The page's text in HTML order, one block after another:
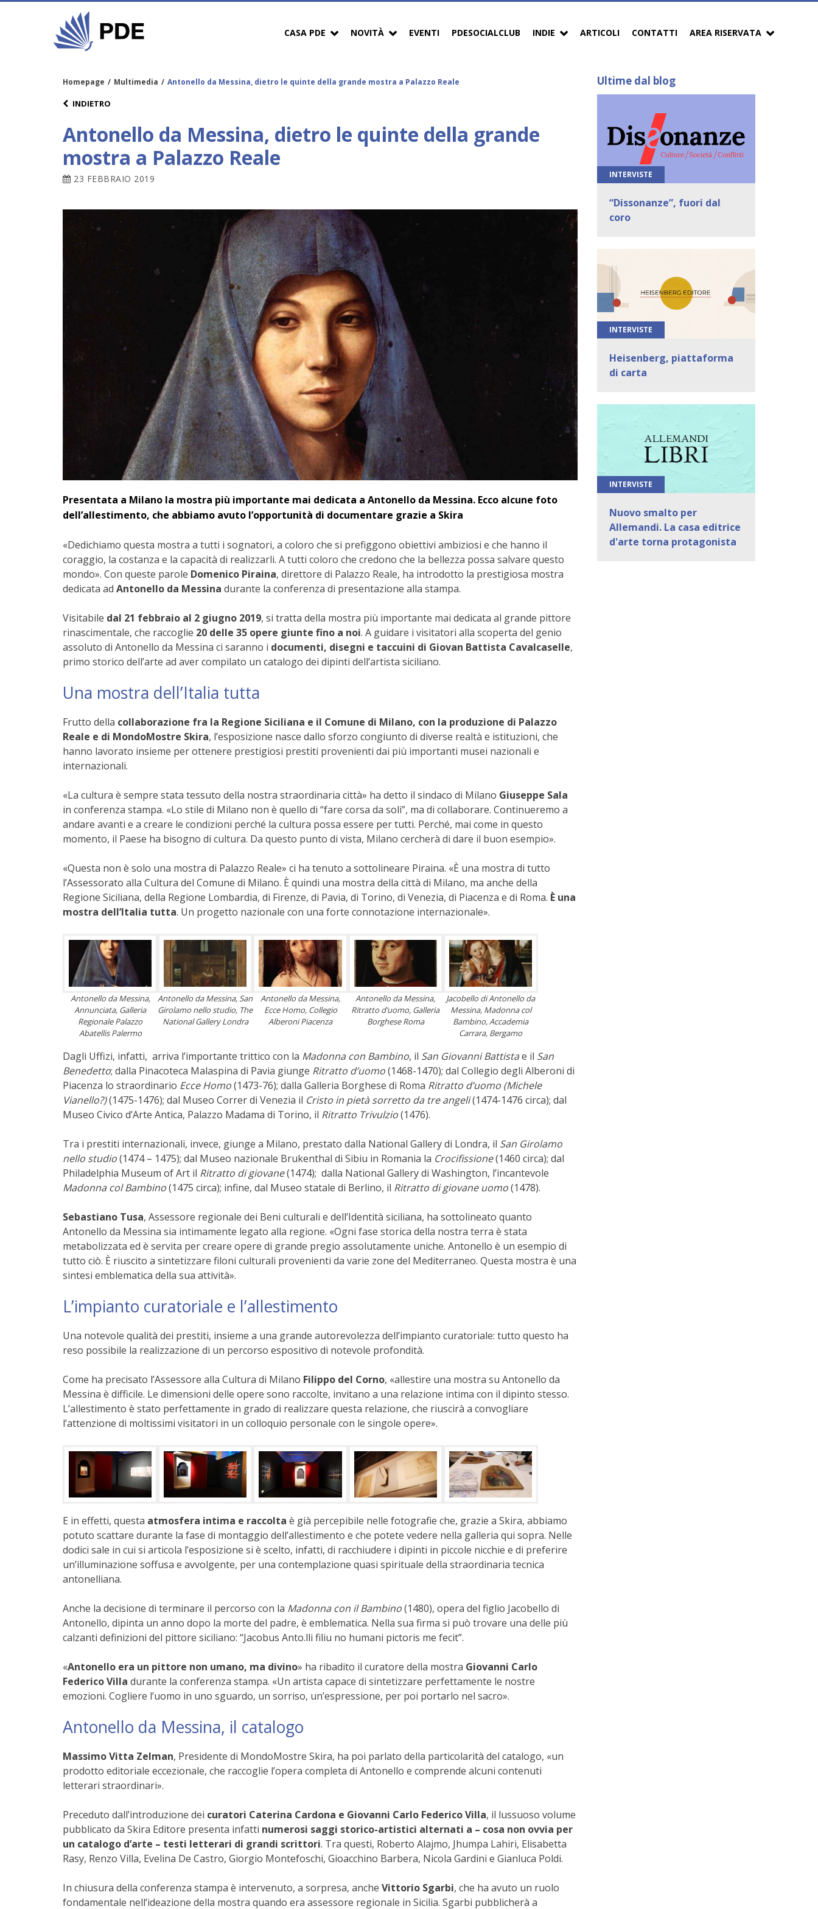
CASA PDE NOVITÀ EVENTI PDESOCIALCLUB INDIE ARTICOLI CONTATTI AREA RISERVATA
Homepage / Multimedia / Antonello da Messina, dietro le quinte della grande mostra a Palazzo Reale
INDIETRO
Antonello da Messina, dietro le quinte della grande
mostra a Palazzo Reale
23 FEBBRAIO 2019
Presentata a Milano la mostra più importante mai dedicata a Antonello da Messina. Ecco alcune foto
dell’allestimento, che abbiamo avuto l’opportunità di documentare grazie a Skira
«Dedichiamo questa mostra a tutti i sognatori, a coloro che si prefiggono obiettivi ambiziosi e che hanno il
coraggio, la costanza e la capacità di realizzarli. A tutti coloro che credono che la bellezza possa salvare questo
mondo». Con queste parole Domenico Piraina, direttore di Palazzo Reale, ha introdotto la prestigiosa mostra
dedicata ad Antonello da Messina durante la conferenza di presentazione alla stampa.
Visitabile dal 21 febbraio al 2 giugno 2019, si tratta della mostra più importante mai dedicata al grande pittore
rinascimentale, che raccoglie 20 delle 35 opere giunte fino a noi. A guidare i visitatori alla scoperta del genio
assoluto di Antonello da Messina ci saranno i documenti, disegni e taccuini di Giovan Battista Cavalcaselle,
primo storico dell’arte ad aver compilato un catalogo dei dipinti dell’artista siciliano.
Una mostra dell’Italia tutta
Frutto della collaborazione fra la Regione Siciliana e il Comune di Milano, con la produzione di Palazzo
Reale e di MondoMostre Skira, l’esposizione nasce dallo sforzo congiunto di diverse realtà e istituzioni, che
hanno lavorato insieme per ottenere prestigiosi prestiti provenienti dai più importanti musei nazionali e
internazionali.
«La cultura è sempre stata tessuto della nostra straordinaria città» ha detto il sindaco di Milano Giuseppe Sala
in conferenza stampa. «Lo stile di Milano non è quello di “fare corsa da soli”, ma di collaborare. Continueremo a
andare avanti e a creare le condizioni perché la cultura possa essere per tutti. Perché, mai come in questo
momento, il Paese ha bisogno di cultura. Da questo punto di vista, Milano cercherà di dare il buon esempio».
«Questa non è solo una mostra di Palazzo Reale» ci ha tenuto a sottolineare Piraina. «È una mostra di tutto
l’Assessorato alla Cultura del Comune di Milano. È quindi una mostra della città di Milano, ma anche della
Regione Siciliana, della Regione Lombardia, di Firenze, di Pavia, di Torino, di Venezia, di Piacenza e di Roma. È una
mostra dell’Italia tutta. Un progetto nazionale con una forte connotazione internazionale».
Antonello da Messina,
Annunciata, Galleria
Regionale Palazzo
Abatellis Palermo
Antonello da Messina, San
Girolamo nello studio, The
National Gallery Londra
Antonello da Messina,
Ecce Homo, Collegio
Alberoni Piacenza
Antonello da Messina,
Ritratto d’uomo, Galleria
Borghese Roma
Jacobello di Antonello da
Messina, Madonna col
Bambino, Accademia
Carrara, Bergamo
Dagli Uffizi, infatti, arriva l’importante trittico con la Madonna con Bambino, il San Giovanni Battistae il San
Benedetto; dalla Pinacoteca Malaspina di Pavia giunge Ritratto d’uomo(1468-1470); dal Collegio degli Alberoni di
Piacenza lo straordinario Ecce Homo(1473-76); dalla Galleria Borghese di Roma Ritratto d’uomo (Michele
Vianello?)(1475-1476); dal Museo Correr di Venezia il Cristo in pietà sorretto da tre angeli(1474-1476 circa); dal
Museo Civico d’Arte Antica, Palazzo Madama di Torino, il Ritratto Trivulzio(1476).
Tra i prestiti internazionali, invece, giunge a Milano, prestato dalla National Gallery di Londra, il San Girolamo
nello studio(1474 – 1475); dal Museo nazionale Brukenthal di Sibiu in Romania la Crocifissione(1460 circa); dal
Philadelphia Museum of Art il Ritratto di giovane(1474); dalla National Gallery di Washington, l’incantevole
Madonna col Bambino(1475 circa); infine, dal Museo statale di Berlino, il Ritratto di giovane uomo(1478).
Sebastiano Tusa, Assessore regionale dei Beni culturali e dell’Identità siciliana, ha sottolineato quanto
Antonello da Messina sia intimamente legato alla regione. «Ogni fase storica della nostra terra è stata
metabolizzata ed è servita per creare opere di grande pregio assolutamente uniche. Antonello è un esempio di
tutto ciò. È riuscito a sintetizzare filoni culturali provenienti da varie zone del Mediterraneo. Questa mostra è una
sintesi emblematica della sua attività».
L’impianto curatoriale e l’allestimento
Una notevole qualità dei prestiti, insieme a una grande autorevolezza dell’impianto curatoriale: tutto questo ha
reso possibile la realizzazione di un percorso espositivo di notevole profondità.
Come ha precisato l’Assessore alla Cultura di Milano Filippo del Corno, «allestire una mostra su Antonello da
Messina è difficile. Le dimensioni delle opere sono raccolte, invitano a una relazione intima con il dipinto stesso.
L’allestimento è stato perfettamente in grado di realizzare questa relazione, che riuscirà a convogliare
l’attenzione di moltissimi visitatori in un colloquio personale con le singole opere».
E in effetti, questa atmosfera intima e raccolta è già percepibile nelle fotografie che, grazie a Skira, abbiamo
potuto scattare durante la fase di montaggio dell’allestimento e che potete vedere nella galleria qui sopra. Nelle
dodici sale in cui si articola l’esposizione si è scelto, infatti, di racchiudere i dipinti in piccole nicchie e di preferire
un’illuminazione soffusa e avvolgente, per una contemplazione quasi spirituale della straordinaria tecnica
antonelliana.
Anche la decisione di terminare il percorso con la Madonna con il Bambino(1480), opera del figlio Jacobello di
Antonello, dipinta un anno dopo la morte del padre, è emblematica. Nella sua firma si può trovare una delle più
calzanti definizioni del pittore siciliano: “Jacobus Anto.lli filiu no humani pictoris me fecit”.
«Antonello era un pittore non umano, ma divino» ha ribadito il curatore della mostra Giovanni Carlo
Federico Villa durante la conferenza stampa. «Un artista capace di sintetizzare perfettamente le nostre
emozioni. Cogliere l’uomo in uno sguardo, un sorriso, un’espressione, per poi portarlo nel sacro».
Antonello da Messina, il catalogo
Massimo Vitta Zelman, Presidente di MondoMostre Skira, ha poi parlato della particolarità del catalogo, «un
prodotto editoriale eccezionale, che raccoglie l’opera completa di Antonello e comprende alcuni contenuti
letterari straordinari».
Preceduto dall’introduzione dei curatori Caterina Cardona e Giovanni Carlo Federico Villa, il lussuoso volume
pubblicato da Skira Editore presenta infatti numerosi saggi storico-artistici alternati a – cosa non ovvia per
un catalogo d’arte – testi letterari di grandi scrittori. Tra questi, Roberto Alajmo, Jhumpa Lahiri, Elisabetta
Rasy, Renzo Villa, Evelina De Castro, Giorgio Montefoschi, Gioacchino Barbera, Nicola Gardini e Gianluca Poldi.
In chiusura della conferenza stampa è intervenuto, a sorpresa, anche Vittorio Sgarbi, che ha avuto un ruolo
fondamentale nell’ideazione della mostra quando era assessore regionale in Sicilia. Sgarbi pubblicherà a
Ultime dal blog
INTERVISTE
“Dissonanze”, fuori dal
coro
INTERVISTE
Heisenberg, piattaforma
di carta
INTERVISTE
Nuovo smalto per
Allemandi. La casa editrice
d'arte torna protagonista